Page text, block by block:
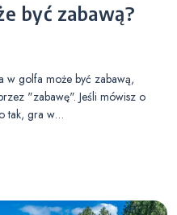
być zabawą?
w golfa może być zabawą,
"zabawę". Jeśli mówisz o
tak, gra w…